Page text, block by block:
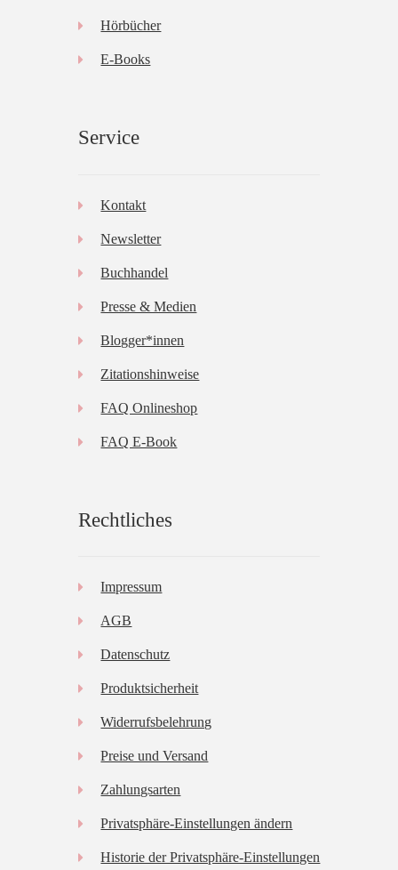
Hörbücher
E-Books
Service
Kontakt
Newsletter
Buchhandel
Presse & Medien
Blogger*innen
Zitationshinweise
FAQ Onlineshop
FAQ E-Book
Rechtliches
Impressum
AGB
Datenschutz
Produktsicherheit
Widerrufsbelehrung
Preise und Versand
Zahlungsarten
Privatsphäre-Einstellungen ändern
Historie der Privatsphäre-Einstellungen